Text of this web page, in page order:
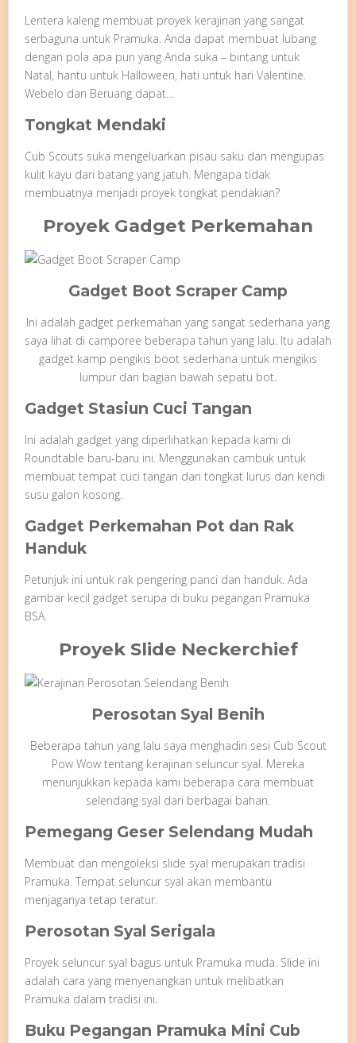
Lentera kaleng membuat proyek kerajinan yang sangat
serbaguna untuk Pramuka. Anda dapat membuat lubang
dengan pola apa pun yang Anda suka – bintang untuk
Natal, hantu untuk Halloween, hati untuk hari Valentine.
Webelo dan Beruang dapat…
Tongkat Mendaki
Cub Scouts suka mengeluarkan pisau saku dan mengupas
kulit kayu dari batang yang jatuh. Mengapa tidak
membuatnya menjadi proyek tongkat pendakian?
Proyek Gadget Perkemahan
Gadget Boot Scraper Camp
Ini adalah gadget perkemahan yang sangat sederhana yang
saya lihat di camporee beberapa tahun yang lalu. Itu adalah
gadget kamp pengikis boot sederhana untuk mengikis
lumpur dari bagian bawah sepatu bot.
Gadget Stasiun Cuci Tangan
Ini adalah gadget yang diperlihatkan kepada kami di
Roundtable baru-baru ini. Menggunakan cambuk untuk
membuat tempat cuci tangan dari tongkat lurus dan kendi
susu galon kosong.
Gadget Perkemahan Pot dan Rak
Handuk
Petunjuk ini untuk rak pengering panci dan handuk. Ada
gambar kecil gadget serupa di buku pegangan Pramuka
BSA.
Proyek Slide Neckerchief
Perosotan Syal Benih
Beberapa tahun yang lalu saya menghadiri sesi Cub Scout
Pow Wow tentang kerajinan seluncur syal. Mereka
menunjukkan kepada kami beberapa cara membuat
selendang syal dari berbagai bahan.
Pemegang Geser Selendang Mudah
Membuat dan mengoleksi slide syal merupakan tradisi
Pramuka. Tempat seluncur syal akan membantu
menjaganya tetap teratur.
Perosotan Syal Serigala
Proyek seluncur syal bagus untuk Pramuka muda. Slide ini
adalah cara yang menyenangkan untuk melibatkan
Pramuka dalam tradisi ini.
Buku Pegangan Pramuka Mini Cub